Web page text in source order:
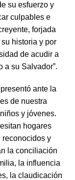
su esfuerzo y
culpables e
forjada
historia y por
de acudir a
a su Salvador”.
ante la
de nuestra
y jóvenes.
hogares
reconocidos y
la conciliación
la influencia
la claudicación